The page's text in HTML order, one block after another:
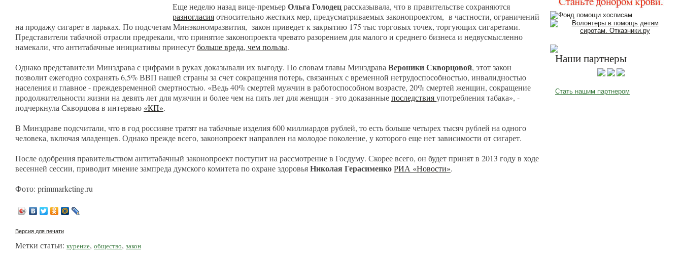
Наши партнеры
Стать нашим партнером
Еще неделю назад вице-премьерОльга Голодецрассказывала, что в правительстве сохраняются
разногласияотносительно жестких мер, предусматриваемых законопроектом, в частности, ограничений
на продажу сигарет в ларьках. По подсчетам Минэкономразвития, закон приведет к закрытию 175 тыс торговых точек, торгующих сигаретами.
Представители табачной отрасли предрекали, что принятие законопроекта чревато разорением для малого и среднего бизнеса и недвусмысленно
намекали, что антитабачные инициативы принесутбольше вреда, чем пользы.
Однако представители Минздрава с цифрами в руках доказывали их выгоду. По словам главы Минздрава Вероники Скворцовой, этот закон
позволит ежегодно сохранять 6,5% ВВП нашей страны за счет сокращения потерь, связанных с временной нетрудоспособностью, инвалидностью
населения и главное - преждевременной смертностью. «Ведь 40% смертей мужчин в работоспособном возрасте, 20% смертей женщин, сокращение
продолжительности жизни на девять лет для мужчин и более чем на пять лет для женщин - это доказанныепоследствияупотребления табака», -
подчеркнула Скворцова в интервью «КП».
В Минздраве подсчитали, что в год россияне тратят на табачные изделия 600 миллиардов рублей, то есть больше четырех тысяч рублей на одного
человека, включая младенцев. Однако прежде всего, законопроект направлен на молодое поколение, у которого еще нет зависимости от сигарет.
После одобрения правительством антитабачный законопроект поступит на рассмотрение в Госдуму. Скорее всего, он будет принят в 2013 году в ходе
весенней сессии, приводит мнение зампреда думского комитета по охране здоровьяНиколая ГерасименкоРИА «Новости».
Фото: primmarketing.ru
Версия для печати
Метки статьи: курение, общество, закон